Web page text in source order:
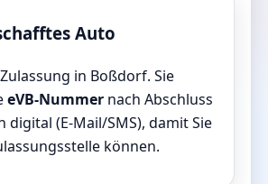
Auto
in Boßdorf. Sie
eVB-Nummer nach Abschluss
digital (E-Mail/SMS), damit Sie
können.